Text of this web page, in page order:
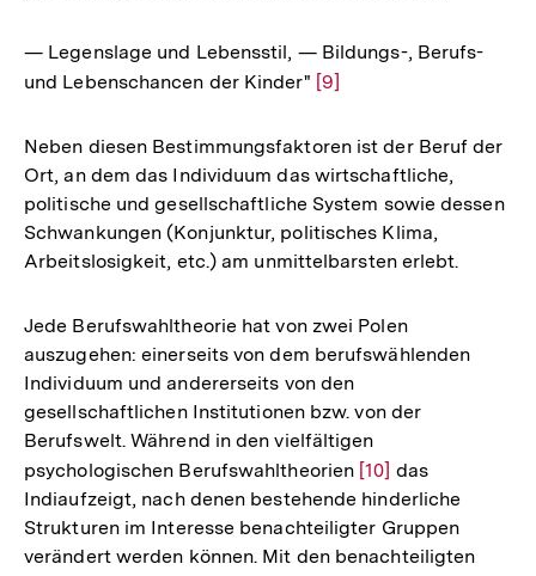
— Legenslage und Lebensstil, — Bildungs-, Berufs-
und Lebenschancen der Kinder" Zur
der
Fußnote
[9]
Neben diesen Bestimmungsfaktoren ist der Beruf der
Ort, an dem das Individuum das wirtschaftliche,
politische und gesellschaftliche System sowie dessen
Schwankungen (Konjunktur, politisches Klima,
Arbeitslosigkeit, etc.) am unmittelbarsten erlebt.
Jede Berufswahltheorie hat von zwei Polen
auszugehen: einerseits von dem berufswählenden
Individuum und andererseits von den
gesellschaftlichen Institutionen bzw. von der
Berufswelt. Während in den vielfältigen
psychologischen Berufswahltheorien Zur
Auflösung
der
Fußnote
[10] das
Indiaufzeigt, nach denen bestehende hinderliche
Strukturen im Interesse benachteiligter Gruppen
verändert werden können. Mit den benachteiligten